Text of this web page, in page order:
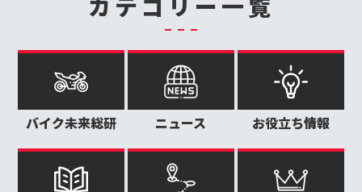
バイク未来総研 ニュース お役立ち情報